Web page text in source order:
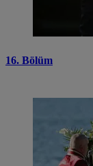
16. Bölüm